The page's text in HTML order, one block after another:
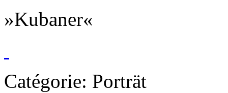
»Kubaner«
Catégorie: Porträt